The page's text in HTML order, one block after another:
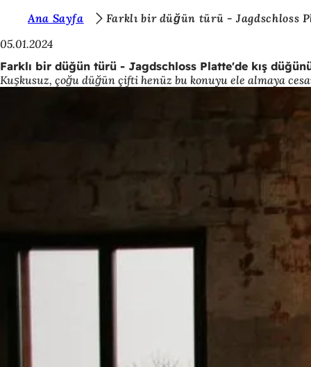
İçeriğe atla
u
r
a
Ana Sayfa
Farklı bir düğün türü - Jagdschloss
05.01.2024
Farklı bir düğün türü - Jagdschloss Platte'de kış
Kuşkusuz, çoğu düğün çifti henüz bu konuyu ele almaya